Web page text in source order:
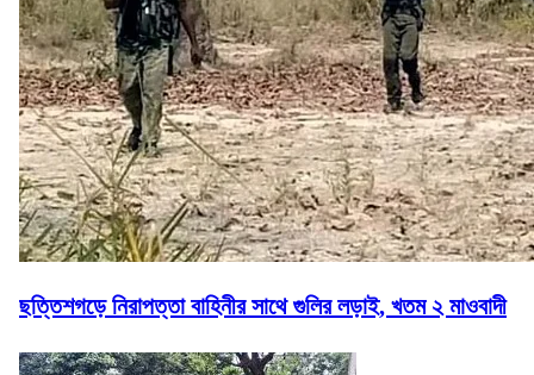
ছত্তিশগড়ে নিরাপত্তা বাহিনীর সাথে গুলির লড়াই, খতম ২ মাওবাদী